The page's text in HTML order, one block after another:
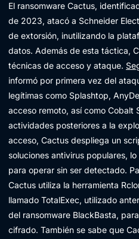
El ransomware Cactus,
de 2023, atacó a Schneider
de extorsión, inutilizando la
datos. Además de esta táctica,
técnicas de acceso y ataque.
informó por primera vez del
legítimas como Splashtop,
acceso remoto, así como Cobalt
actividades posteriores a la
acceso, Cactus despliega un
soluciones antivirus populares,
para operar sin ser detectado.
Cactus utiliza la herramienta
llamado TotalExec, utilizado
del ransomware BlackBasta,
cifrado. También se sabe que